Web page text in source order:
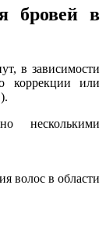
бровей в
в зависимости
коррекции или
несколькими
волос в области